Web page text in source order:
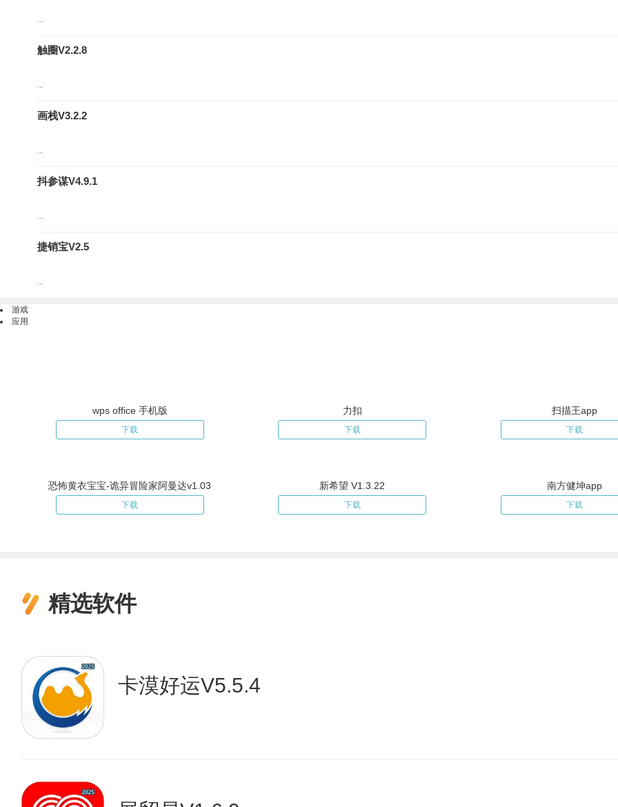
...
触圈V2.2.8
...
画栈V3.2.2
...
抖参谋V4.9.1
...
捷销宝V2.5
...
游戏
应用
wps office 手机版
下载
力扣
下载
扫描王app
下载
恐怖黄衣宝宝-诡异冒险家阿曼达v1.03
下载
新希望 V1.3.22
下载
南方健坤app
下载
精选软件
卡漠好运V5.5.4